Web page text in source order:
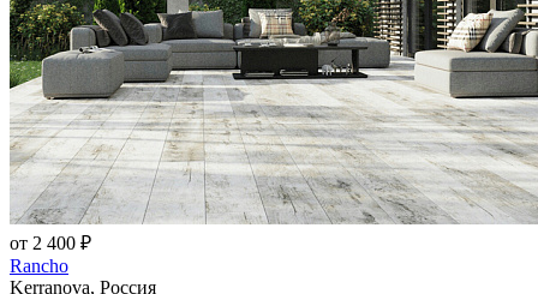
от 2 400 ₽
Rancho
Kerranova, Россия